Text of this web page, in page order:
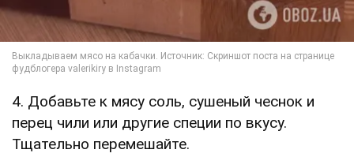
4. Добавьте к мясу соль, сушеный чеснок и
перец чили или другие специи по вкусу.
Тщательно перемешайте.